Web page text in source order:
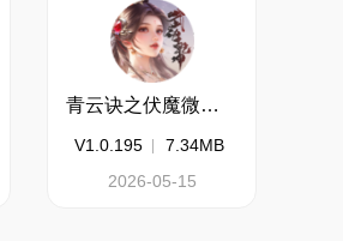
青云诀之伏魔微信小游戏电脑版
V1.0.195
7.34MB
2026-05-15